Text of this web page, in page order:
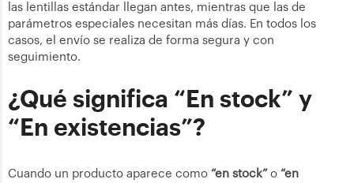
las lentillas estándar llegan antes, mientras que las de
parámetros especiales necesitan más días. En todos los
casos, el envío se realiza de forma segura y con
seguimiento.
¿Qué significa “En stock” y
“En existencias”?
Cuando un producto aparece como “en stock”o “en